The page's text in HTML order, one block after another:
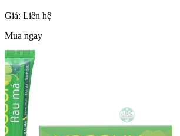
Giá: Liên hệ
Mua ngay